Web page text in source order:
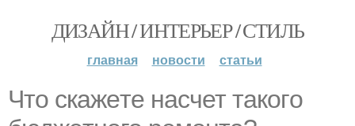
ДИЗАЙН / ИНТЕРЬЕР / СТИЛЬ
главная новости статьи
Что скaжeте нaсчет тaкогo